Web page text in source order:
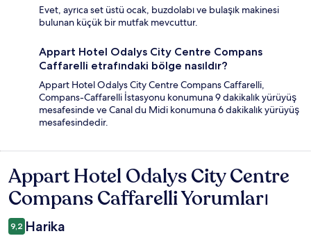
Evet, ayrıca set üstü ocak, buzdolabı ve bulaşık makinesi
bulunan küçük bir mutfak mevcuttur.
Appart Hotel Odalys City Centre Compans
Caffarelli etrafındaki bölge nasıldır?
Appart Hotel Odalys City Centre Compans Caffarelli,
Compans-Caffarelli İstasyonu konumuna 9 dakikalık yürüyüş
mesafesinde ve Canal du Midi konumuna 6 dakikalık yürüyüş
mesafesindedir.
Yorumlar
Appart Hotel Odalys City Centre
Compans Caffarelli Yorumları
9,2 Harika